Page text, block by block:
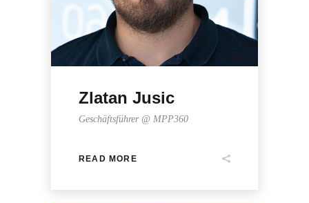
Zlatan Jusic
Geschäftsführer @ MPP360
READ MORE